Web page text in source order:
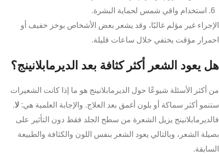
استخدام واقي شمس لحماية البشرة.
الإجراء غير مؤلم غالبًا، وقد يشعر بعض الأشخاص بوخز خفيف أو
احمرار مؤقت يختفي خلال ساعات قليلة.
هل يعود الشعر أكثر كثافة بعد الديرمابلانينج؟
من أكثر الأسئلة شيوعًا حول الديرمابلانينج هو ما إذا كانت الشعيرات
ستنمو أكثر سماكة أو بلون أغمق بعد العلاج. والإجابة العلمية هي: لا.
فالديرمابلانينج يزيل الشعرة من سطح الجلد فقط دون التأثير على
بصيلة الشعر، وبالتالي يعود الشعر بنفس اللون والكثافة والطبيعة
السابقة.